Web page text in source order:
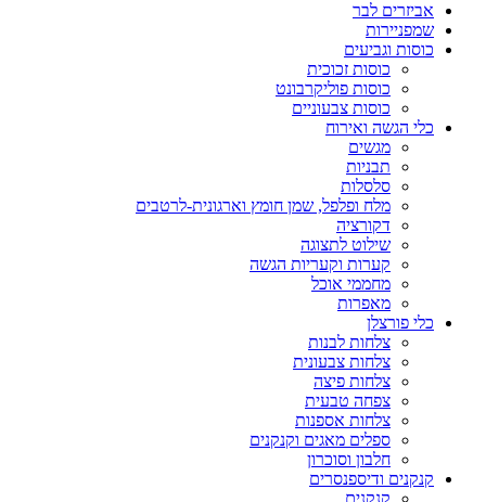
אביזרים לבר
שמפניירות
כוסות וגביעים
כוסות זכוכית
כוסות פוליקרבונט
כוסות צבעוניים
כלי הגשה ואירוח
מגשים
תבניות
סלסלות
מלח ופלפל, שמן חומץ וארגונית-לרטבים
דקורציה
שילוט לתצוגה
קערות וקעריות הגשה
מחממי אוכל
מאפרות
כלי פורצלן
צלחות לבנות
צלחות צבעונית
צלחות פיצה
צפחה טבעית
צלחות אספנות
ספלים מאגים וקנקנים
חלבון וסוכרון
קנקנים ודיספנסרים
קנקנים